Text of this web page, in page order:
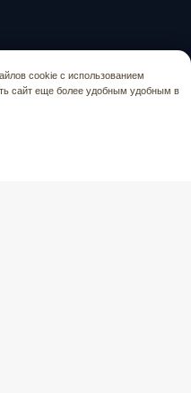
cookie с использованием
сайт еще более удобным удобным в